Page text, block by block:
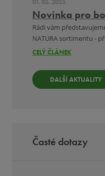
Novinka pro
01. 05. 2025
Rádi vám
NATURA sortimentu -
CELÝ ČLÁNEK
DALŠÍ AKTUALITY
Časté dotazy